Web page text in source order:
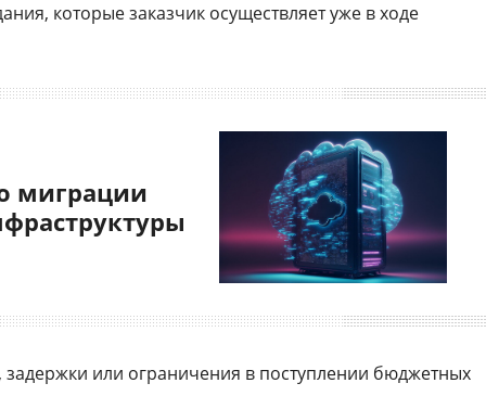
которые заказчик осуществляет уже в ходе
миграции
или ограничения в поступлении бюджетных